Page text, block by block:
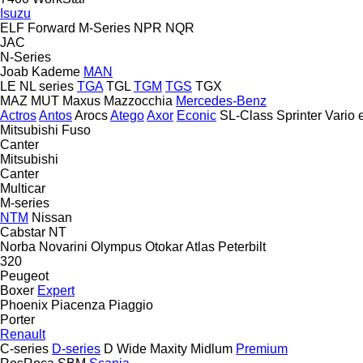
Isuzu
ELF Forward M-Series NPR NQR
JAC
N-Series
Joab Kademe MAN
LE NL series TGA TGL TGM TGS TGX
MAZ MUT Maxus Mazzocchia Mercedes-Benz
ActrosAntosArocsAtegoAxor Econic SL-Class Sprinter Vario
Mitsubishi Fuso
Canter
Mitsubishi
Canter
Multicar
M-series
NTM Nissan
Cabstar NT
Norba Novarini Olympus Otokar Atlas Peterbilt
320
Peugeot
Boxer Expert
Phoenix Piacenza Piaggio
Porter
Renault
C-series D-series D Wide Maxity Midlum Premium